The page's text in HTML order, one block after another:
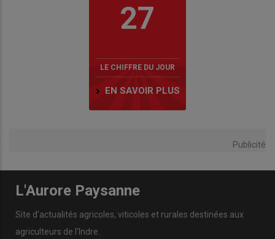
27
LE CHIFFRE DU JOUR
EN SAVOIR PLUS
Publicité
L'Aurore Paysanne
Site d'actualités agricoles, viticoles et rurales destinées aux
agriculteurs de l'Indre.